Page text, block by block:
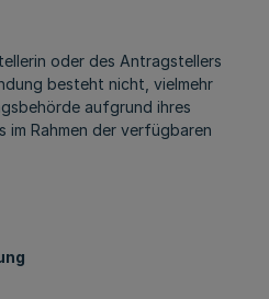
oder des Antragstellers
besteht nicht, vielmehr
aufgrund ihres
im Rahmen der verfügbaren